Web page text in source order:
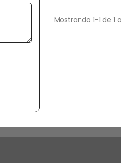
Mostrando 1-1 de 1